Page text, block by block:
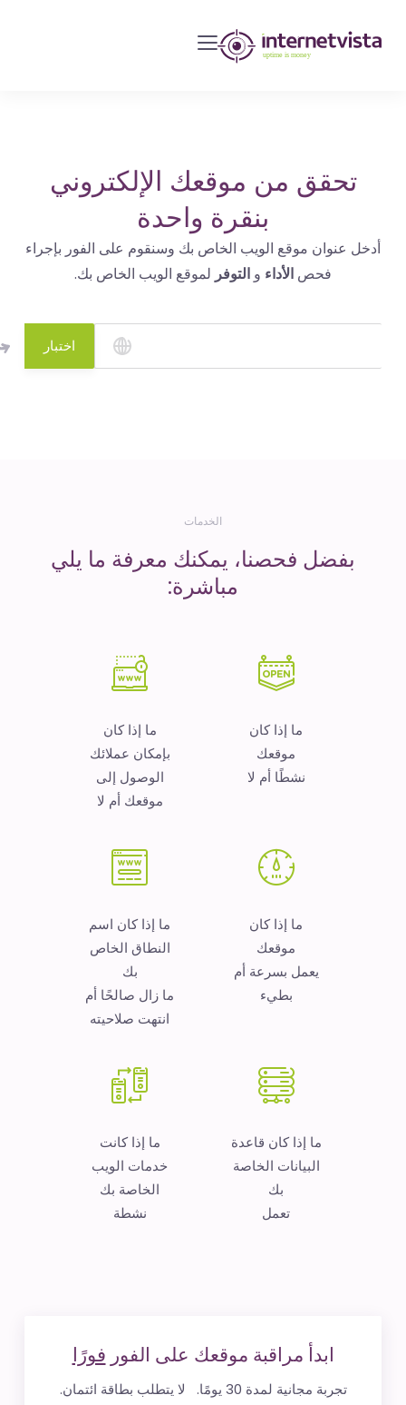
مراقبة
مواقع
الويب
الإنترنت
التشغيل
تحقق من موقعك الإلكتروني
بنقرة واحدة
أدخل عنوان موقع الويب الخاص بك وسنقوم على الفور بإجراء
فحصالأداءو التوفرلموقع الويب الخاص بك.
اختبار
الخدمات
بفضل فحصنا، يمكنك معرفة ما يلي
مباشرة:
ما إذا كان
موقعك
نشطًا أم لا
ما إذا كان
بإمكان عملائك
الوصول إلى
موقعك أم لا
ما إذا كان
موقعك
يعمل بسرعة أم
بطيء
ما إذا كان اسم
النطاق الخاص
بك
ما زال صالحًا أم
انتهت صلاحيته
ما إذا كان قاعدة
البيانات الخاصة
بك
تعمل
ما إذا كانت
خدمات الويب
الخاصة بك
نشطة
ابدأ مراقبة موقعك على الفورفورًا
تجربة مجانية لمدة 30 يومًا. لا يتطلب بطاقة ائتمان.